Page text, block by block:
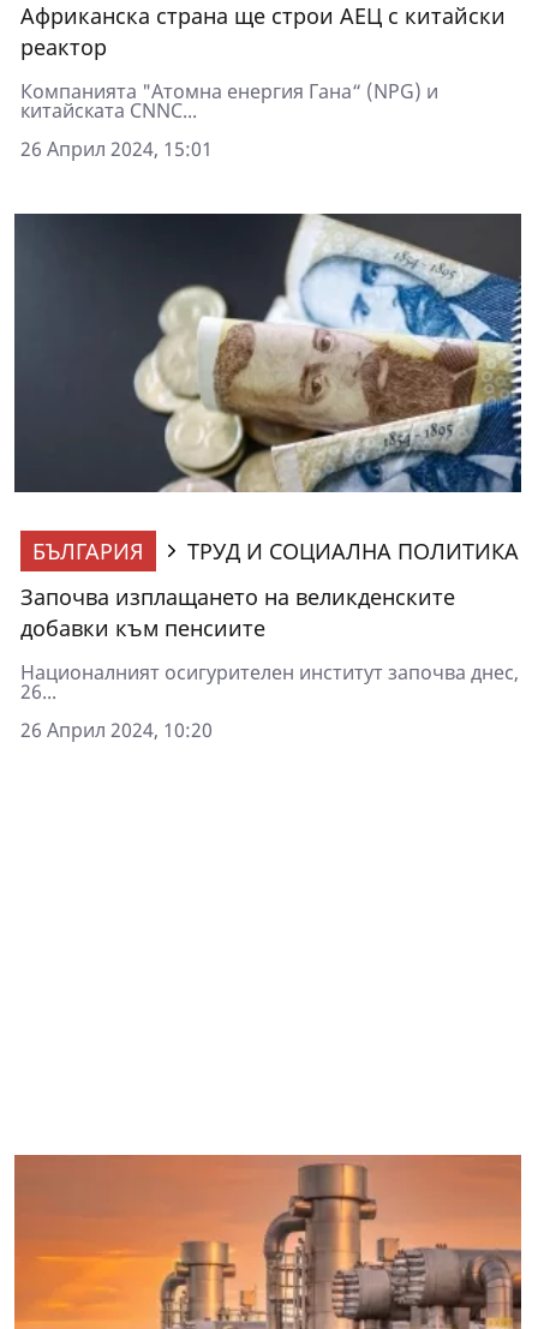
Африканска страна ще строи АЕЦ с китайски
реактор
Компанията "Атомна енергия Гана“ (NPG) и
китайската CNNC...
26 Април 2024, 15:01
БЪЛГАРИЯ
ТРУД И СОЦИАЛНА ПОЛИТИКА
Започва изплащането на великденските
добавки към пенсиите
Националният осигурителен институт започва днес,
26...
26 Април 2024, 10:20